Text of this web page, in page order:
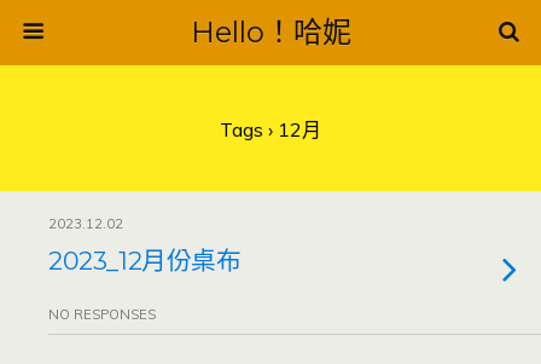
Hello！哈妮
Tags › 12月
2023.12.02
2023_12月份桌布
NO RESPONSES